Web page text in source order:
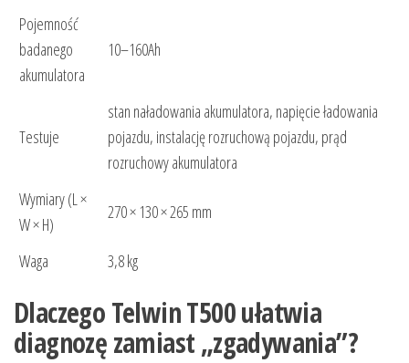
Pojemność
badanego
akumulatora
10–160Ah
Testuje
stan naładowania akumulatora, napięcie ładowania
pojazdu, instalację rozruchową pojazdu, prąd
rozruchowy akumulatora
Wymiary (L ×
W × H)
270 × 130 × 265 mm
Waga 3,8 kg
Dlaczego Telwin T500 ułatwia
diagnozę zamiast „zgadywania”?